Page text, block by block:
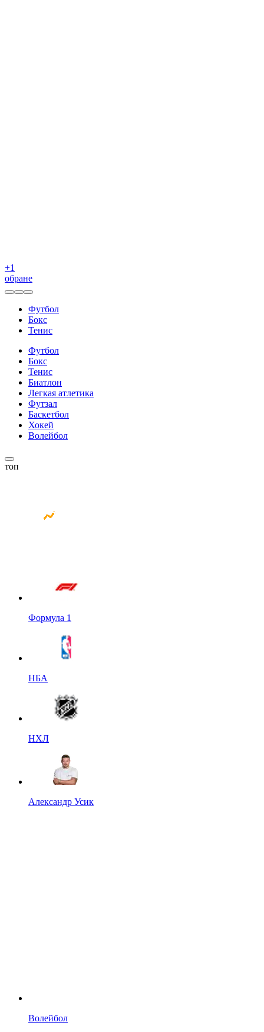
+1
обране
Футбол
Бокс
Тенис
Футбол
Бокс
Тенис
Биатлон
Легкая атлетика
Футзал
Баскетбол
Хокей
Волейбол
топ
Формула 1
НБА
НХЛ
Александр Усик
Волейбол